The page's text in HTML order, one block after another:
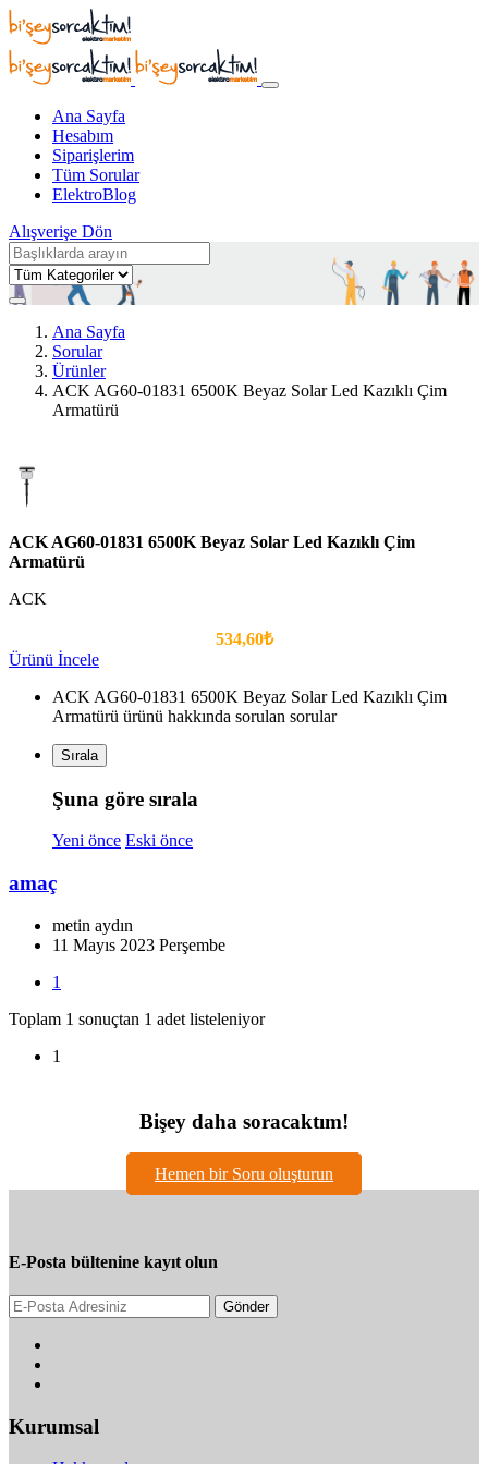
Ana Sayfa
Hesabım
Siparişlerim
Tüm Sorular
ElektroBlog
Alışverişe Dön
Ana Sayfa
Sorular
Ürünler
ACK AG60-01831 6500K Beyaz Solar Led Kazıklı Çim
Armatürü
ACK AG60-01831 6500K Beyaz Solar Led Kazıklı Çim
Armatürü
ACK
534,60₺
Ürünü İncele
ACK AG60-01831 6500K Beyaz Solar Led Kazıklı Çim
Armatürü ürünü hakkında sorulan sorular
Sırala
Şuna göre sırala
Yeni önce Eski önce
amaç
metin aydın
11 Mayıs 2023 Perşembe
1
Toplam 1 sonuçtan 1 adet listeleniyor
1
Bişey daha soracaktım!
Hemen bir Soru oluşturun
E-Posta bültenine kayıt olun
Gönder
Kurumsal